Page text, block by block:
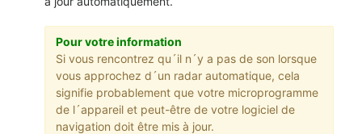
Pour votre information
Si vous rencontrez qu´il n´y a pas de son lorsque
vous approchez d´un radar automatique, cela
signifie probablement que votre microprogramme
de l´appareil et peut-être de votre logiciel de
navigation doit être mis à jour.